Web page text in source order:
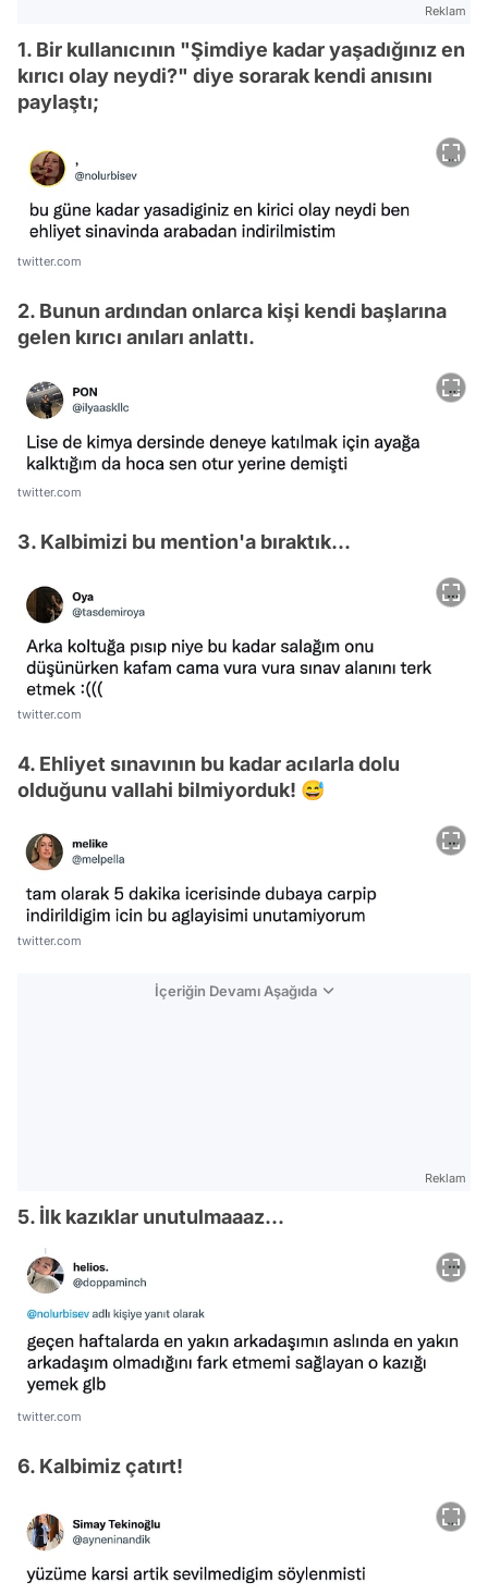
Reklam
1. Bir kullanıcının "Şimdiye kadar yaşadığınız en
kırıcı olay neydi?" diye sorarak kendi anısını
paylaştı;
twitter.com
2. Bunun ardından onlarca kişi kendi başlarına
gelen kırıcı anıları anlattı.
twitter.com
3. Kalbimizi bu mention'a bıraktık...
twitter.com
4. Ehliyet sınavının bu kadar acılarla dolu
olduğunu vallahi bilmiyorduk! 😅
twitter.com
İçeriğin Devamı Aşağıda
Reklam
5. İlk kazıklar unutulmaaaz...
twitter.com
6. Kalbimiz çatırt!